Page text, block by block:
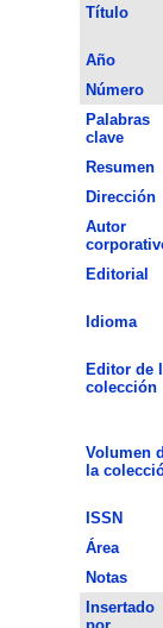
Título
Año
Número
Palabras
clave
Resumen
Dirección
Autor
Editorial
Idioma
Editor de
colección
Volumen
la
ISSN
Área
Notas
Insertado